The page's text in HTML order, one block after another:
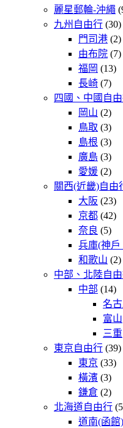
麗星郵輪-沖繩
九州自由行 (30)
門司港 (2)
由布院 (7)
福岡 (13)
長崎 (7)
四國、中國自
岡山 (2)
鳥取 (3)
島根 (3)
廣島 (3)
愛媛 (2)
關西(近畿)自由
大阪 (23)
京都 (42)
奈良 (5)
兵庫(神戶
和歌山 (2)
中部、北陸自
中部 (14)
名
富山
三重
東京自由行 (39)
東京 (33)
橫濱 (3)
鎌倉 (2)
北海道自由行
道南(函館)